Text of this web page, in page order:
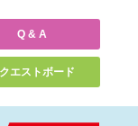
Q & A
エストボード